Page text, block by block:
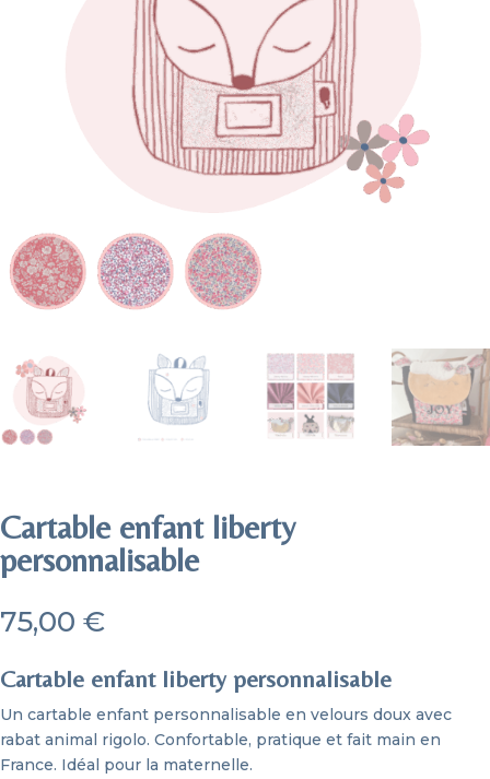
Cartable enfant liberty
personnalisable
75,00 €
Cartable enfant liberty personnalisable
Un cartable enfant personnalisable en velours doux avec
rabat animal rigolo. Confortable, pratique et fait main en
France. Idéal pour la maternelle.